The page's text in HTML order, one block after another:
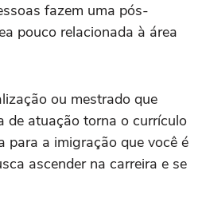
fazem uma pós-
pouco relacionada à área
ou mestrado que
de atuação torna o currículo
para a imigração que você é
ascender na carreira e se